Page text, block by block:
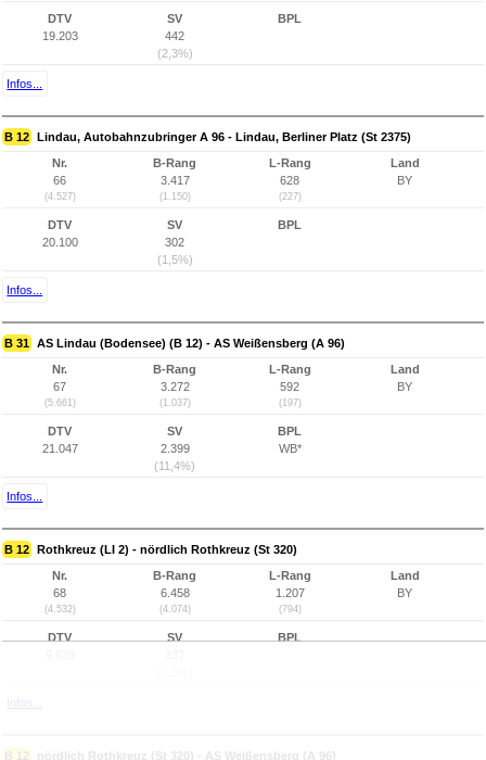
DTV
19.203
SV
442
(2,3%)
BPL
Infos...
B 12 Lindau, Autobahnzubringer A 96 - Lindau, Berliner Platz (St 2375)
Nr.
66
(4.527)
B-Rang
3.417
(1.150)
L-Rang
628
(227)
Land
BY
DTV
20.100
SV
302
(1,5%)
BPL
Infos...
B 31 AS Lindau (Bodensee) (B 12) - AS Weißensberg (A 96)
Nr.
67
(5.661)
B-Rang
3.272
(1.037)
L-Rang
592
(197)
Land
BY
DTV
21.047
SV
2.399
(11,4%)
BPL
WB*
Infos...
B 12 Rothkreuz (LI 2) - nördlich Rothkreuz (St 320)
Nr.
68
(4.532)
B-Rang
6.458
(4.074)
L-Rang
1.207
(794)
Land
BY
DTV
SV
BPL
Infos...
B 12 nördlich Rothkreuz (St 320) - AS Weißensberg (A 96)